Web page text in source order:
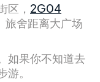
区， 2G04
旅舍距离大广场
如果你不知道去
。